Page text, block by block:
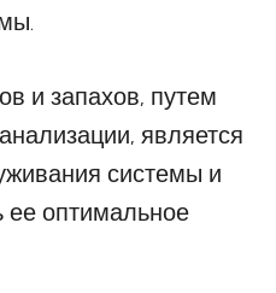
и запахов, путем
является
системы и
ее оптимальное